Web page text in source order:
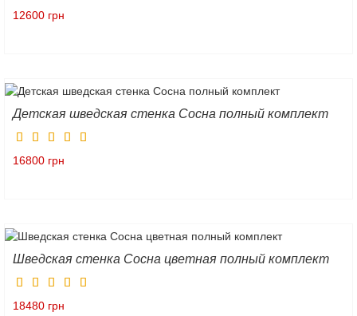
12600 грн
Детская шведская стенка Сосна полный комплект
16800 грн
Шведская стенка Сосна цветная полный комплект
18480 грн